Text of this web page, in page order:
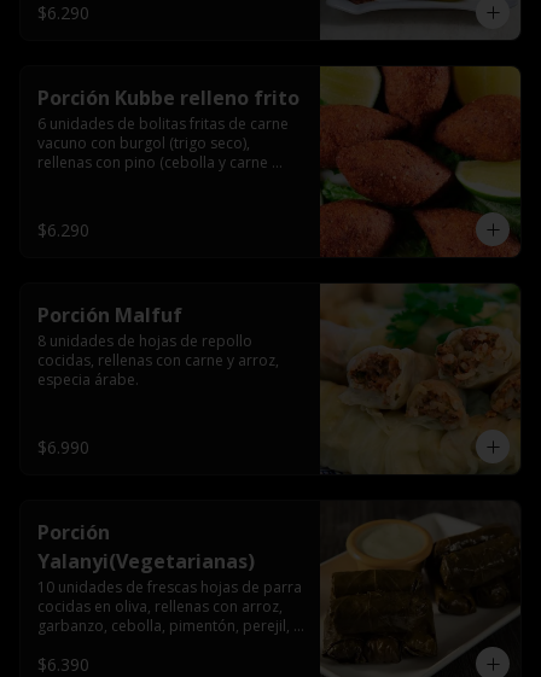
$6.290
Porción Kubbe relleno frito
6 unidades de bolitas fritas de carne
vacuno con burgol (trigo seco),
rellenas con pino (cebolla y carne
$6.290
Porción Malfuf
8 unidades de hojas de repollo
cocidas, rellenas con carne y arroz,
especia árabe.
$6.990
Porción
Yalanyi(Vegetarianas)
10 unidades de frescas hojas de parra
cocidas en oliva, rellenas con arroz,
garbanzo, cebolla, pimentón, perejil,
$6.390